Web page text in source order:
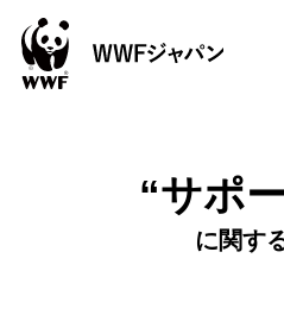
“サポ
に関す